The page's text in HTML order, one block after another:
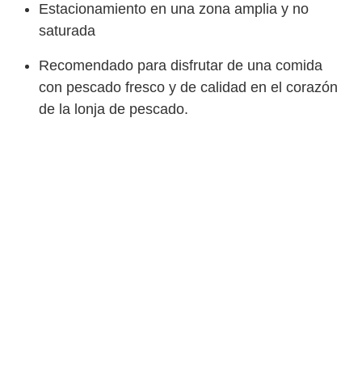
Estacionamiento en una zona amplia y no
saturada
Recomendado para disfrutar de una comida
con pescado fresco y de calidad en el corazón
de la lonja de pescado.